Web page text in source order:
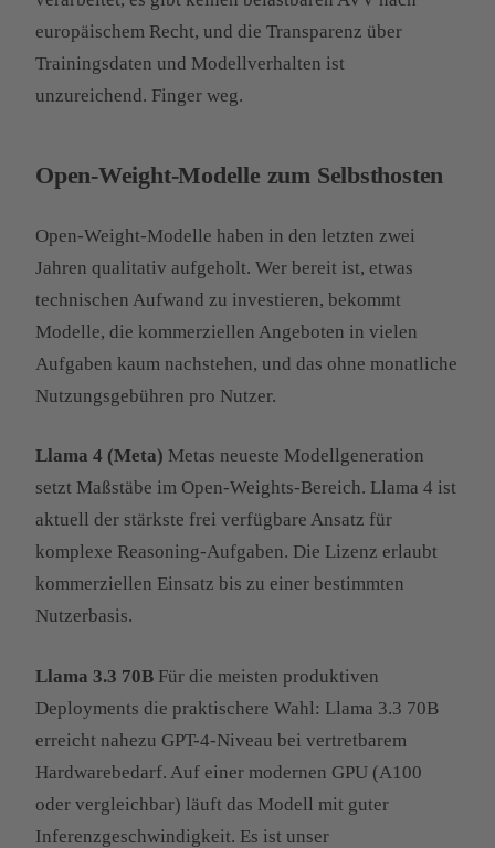
europäischem Recht, und die Transparenz über
Trainingsdaten und Modellverhalten ist
unzureichend. Finger weg.
Open-Weight-Modelle zum Selbsthosten
Open-Weight-Modelle haben in den letzten zwei
Jahren qualitativ aufgeholt. Wer bereit ist, etwas
technischen Aufwand zu investieren, bekommt
Modelle, die kommerziellen Angeboten in vielen
Aufgaben kaum nachstehen, und das ohne monatliche
Nutzungsgebühren pro Nutzer.
Llama 4 (Meta) Metas neueste Modellgeneration
setzt Maßstäbe im Open-Weights-Bereich. Llama 4 ist
aktuell der stärkste frei verfügbare Ansatz für
komplexe Reasoning-Aufgaben. Die Lizenz erlaubt
kommerziellen Einsatz bis zu einer bestimmten
Nutzerbasis.
Llama 3.3 70B Für die meisten produktiven
Deployments die praktischere Wahl: Llama 3.3 70B
erreicht nahezu GPT-4-Niveau bei vertretbarem
Hardwarebedarf. Auf einer modernen GPU (A100
oder vergleichbar) läuft das Modell mit guter
Inferenzgeschwindigkeit. Es ist unser